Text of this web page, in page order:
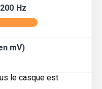
Hz
mV)
le casque est